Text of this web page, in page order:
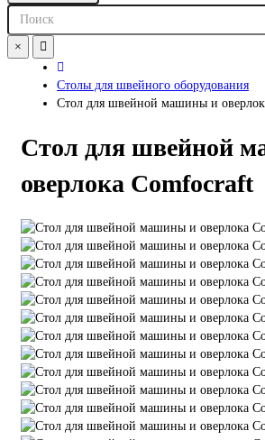
×
Столы для швейного оборудования
Стол для швейной машины и
Стол для швейной
оверлока Comfocraft